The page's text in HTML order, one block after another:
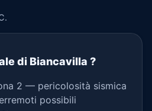
di Biancavilla ?
2 — pericolosità sismica
possibili